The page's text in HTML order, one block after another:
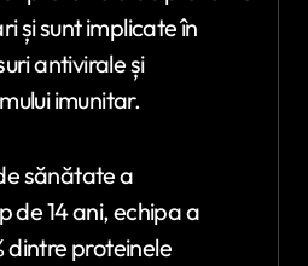
și sunt implicate în
antivirale și
imunitar.
sănătate a
de 14 ani, echipa a
dintre proteinele